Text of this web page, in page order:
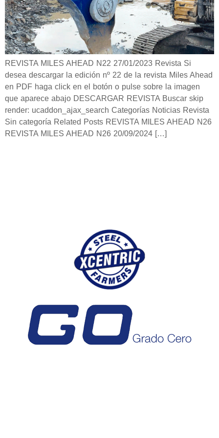
REVISTA MILES AHEAD N22 27/01/2023 Revista Si
desea descargar la edición nº 22 de la revista Miles Ahead
en PDF haga click en el botón o pulse sobre la imagen
que aparece abajo DESCARGAR REVISTA Buscar skip
render: ucaddon_ajax_search Categorías Noticias Revista
Sin categoría Related Posts REVISTA MILES AHEAD N26
REVISTA MILES AHEAD N26 20/09/2024 […]